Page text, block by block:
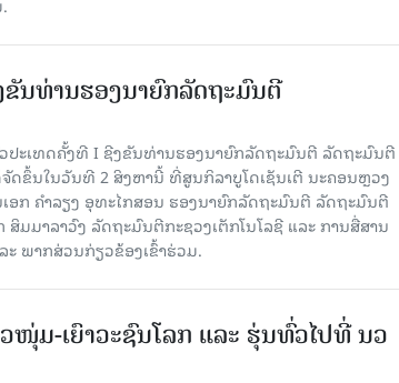
ນທ່ານຮອງນາຍົກລັດຖະມົນຕີ
ະເທດຄັ້ງທີ I ຊີງຂັນທ່ານຮອງນາຍົກລັດຖະມົນຕີ ລັດຖະມົນຕີ
ຈັດຂຶ້ນໃນວັນທີ 2 ສິງຫານີ້ ທີ່ສູນກິລາບູໂດເຊັນເຕີ ນະຄອນຫຼວງ
ອກ ຄໍາລຽງ ອຸທະໄກສອນ ຮອງນາຍົກລັດຖະມົນຕີ ລັດຖະມົນຕີ
ມມາລາວົງ ລັດຖະມົນຕີກະຊວງເຕັກໂນໂລຊີ ແລະ ການສື່ສານ
ພາກສ່ວນກ່ຽວຂ້ອງເຂົ້າຮ່ວມ.
ໜຸ່ມ-ເຍົາວະຊົນໂລກ ແລະ ຮຸ່ນທົ່ວໄປທີ່ ນວ